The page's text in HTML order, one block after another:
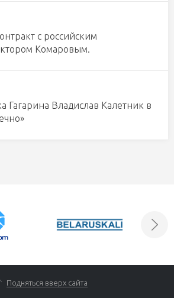
с российским
Комаровым.
Гагарина Владислав Калетник в
Подняться вверх сайта